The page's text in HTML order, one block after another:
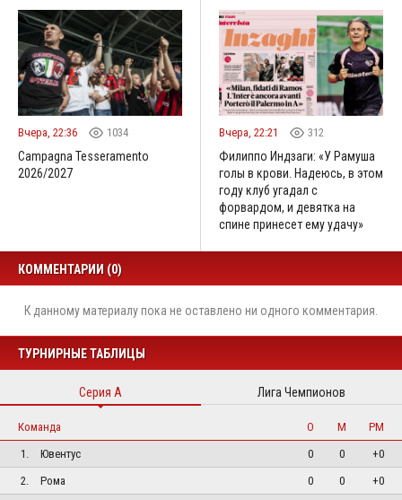
Вчера, 22:36 1034
Campagna Tesseramento
2026/2027
Вчера, 22:21 312
Филиппо Индзаги: «У Рамуша
голы в крови. Надеюсь, в этом
году клуб угадал с
форвардом, и девятка на
спине принесет ему удачу»
КОММЕНТАРИИ (0)
К данному материалу пока не оставлено ни одного комментария.
ТУРНИРНЫЕ ТАБЛИЦЫ
Серия А Лига Чемпионов
Команда О М
РМ
1.
Ювентус 0 0
+0
2.
Рома 0 0
+0